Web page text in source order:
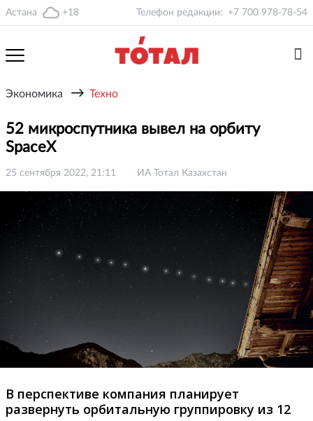
Астана +18 Телефон редакции: +7 700 978-78-54
Экономика → Техно
52 микроспутника вывел на орбиту
SpaceX
25 сентября 2022, 21:11 ИА Тотал Казахстан
В перспективе компания планирует
развернуть орбитальную группировку из 12